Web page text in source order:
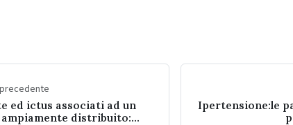
ed ictus associati ad un
distribuito:
Ipertensione:le